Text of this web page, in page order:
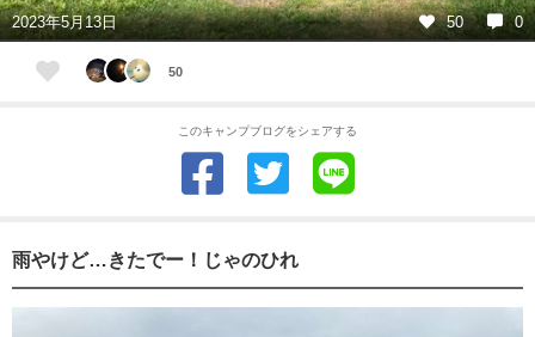
2023年5月13日 50 0
50
このキャンプブログをシェアする
雨やけど…きたでー！じゃのひれ